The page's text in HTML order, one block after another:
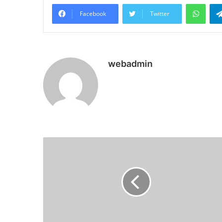
Facebook Twitter
webadmin